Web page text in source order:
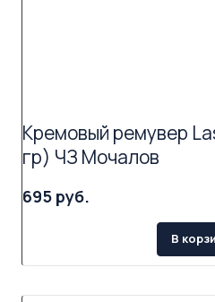
Кремовый ремувер
гр) ЧЗ Мочалов
695 руб.
В